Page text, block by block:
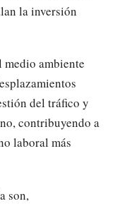
la inversión
ambiente
del tráfico y
contribuyendo a
laboral más
son,